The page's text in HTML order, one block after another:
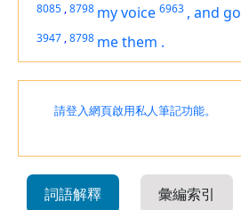
8085 ,8798 my voice 6963 , and go
3947 ,8798 methem .
請登入網頁啟用私人筆記功能。
詞語解釋 彙編索引